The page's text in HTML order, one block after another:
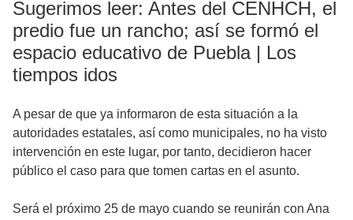
Sugerimos leer: Antes del CENHCH, el
predio fue un rancho; así se formó el
espacio educativo de Puebla | Los
tiempos idos
A pesar de que ya informaron de esta situación a la
autoridades estatales, así como municipales, no ha visto
intervención en este lugar, por tanto, decidieron hacer
público el caso para que tomen cartas en el asunto.
Será el próximo 25 de mayo cuando se reunirán con Ana